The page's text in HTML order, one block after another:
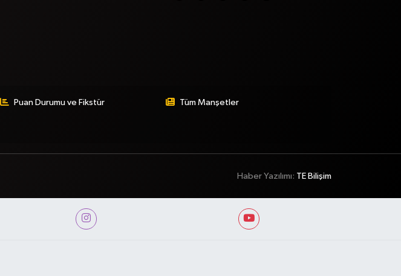
Puan Durumu ve Fikstür Tüm Manşetler
Haber Yazılımı: TE Bilişim